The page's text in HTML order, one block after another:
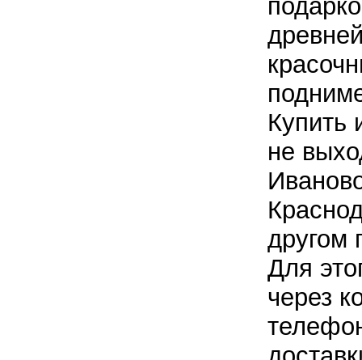
Купить
не
другом
Для
через